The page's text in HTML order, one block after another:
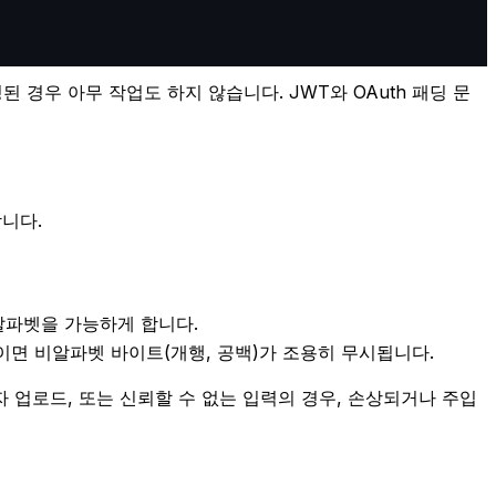
경우 아무 작업도 하지 않습니다. JWT와 OAuth 패딩 문
다.
벳을 가능하게 합니다.
면 비알파벳 바이트(개행, 공백)가 조용히 무시됩니다.
로드, 또는 신뢰할 수 없는 입력의 경우, 손상되거나 주입